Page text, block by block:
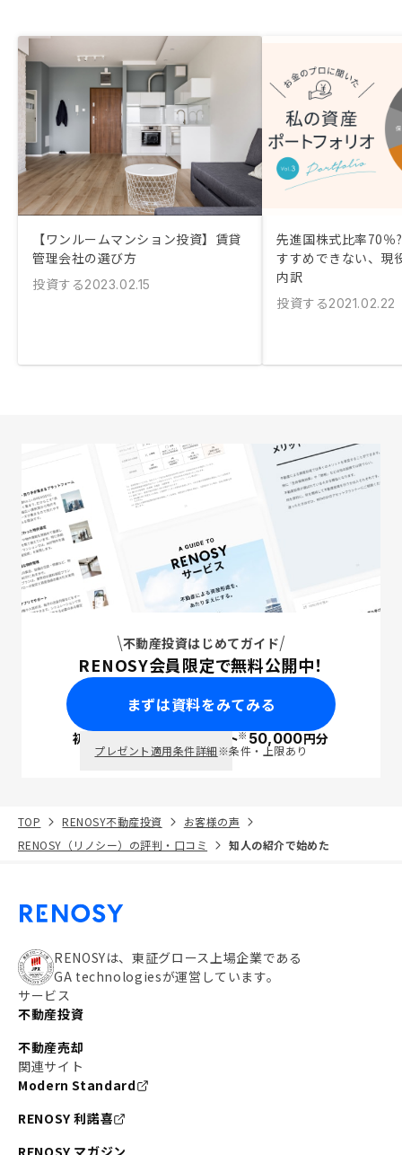
【ワンルームマンション投資】賃貸
管理会社の選び方
投資する2023.02.15
先進国株式比率70％
すすめできない、現
内訳
投資する2021.02.22
不動産投資はじめてガイド
RENOSY会員限定で無料公開中！
まずは資料をみてみる
初回面談で ポイント※50,000円分
プレゼント適用条件詳細※条件・上限あり
TOP RENOSY不動産投資
お客様の声
RENOSY（リノシー）の評判・口コミ
知人の紹介で始めた
RENOSYは、東証グロース上場企業である
GA technologiesが運営しています。
サービス
不動産投資
不動産売却
関連サイト
Modern Standard
RENOSY 利諾喜
RENOSY マガジン